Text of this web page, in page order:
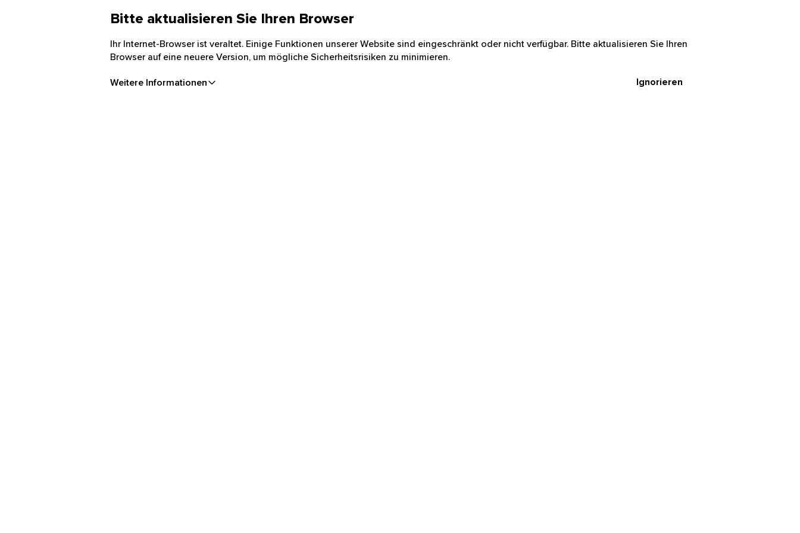
Bitte aktualisieren Sie Ihren Browser
Ihr Internet-Browser ist veraltet. Einige Funktionen unserer Website sind eingeschränkt oder nicht verfügbar. Bitte aktualisieren Sie Ihren
Browser auf eine neuere Version, um mögliche Sicherheitsrisiken zu minimieren.
Weitere Informationen Ignorieren